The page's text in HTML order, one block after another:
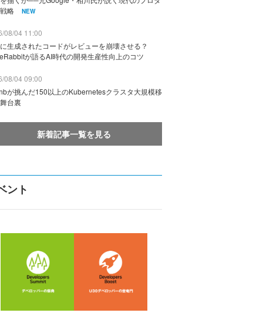
略
NEW
08/04 11:00
生成されたコードがレビューを崩壊させる？
が語るAI時代の開発生産性向上のコツ
08/04 09:00
が挑んだ150以上のKubernetesクラスタ大規模移
台裏
新着記事一覧を見る
ント